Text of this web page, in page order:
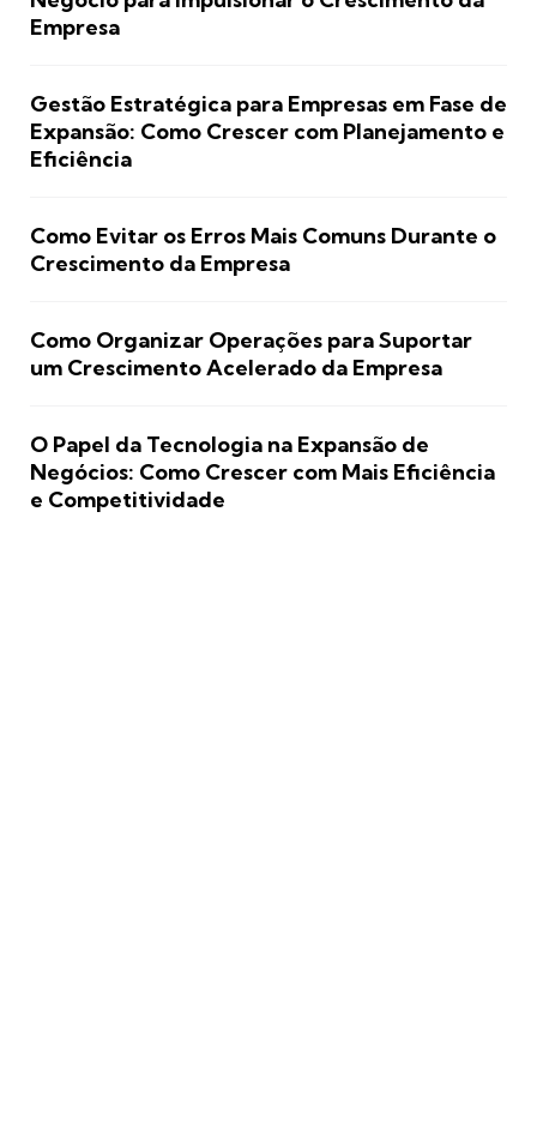
Empresa
Gestão Estratégica para Empresas em Fase de
Expansão: Como Crescer com Planejamento e
Eficiência
Como Evitar os Erros Mais Comuns Durante o
Crescimento da Empresa
Como Organizar Operações para Suportar
um Crescimento Acelerado da Empresa
O Papel da Tecnologia na Expansão de
Negócios: Como Crescer com Mais Eficiência
e Competitividade